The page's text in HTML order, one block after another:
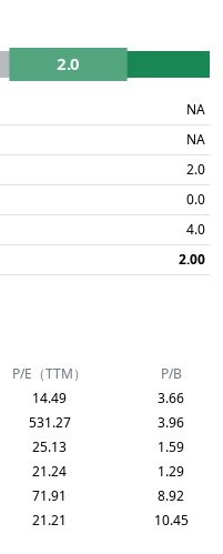
2.0
NA
NA
2.0
0.0
4.0
2.00
P/E（TTM）
P/B
14.49
3.66
531.27
3.96
25.13
1.59
21.24
1.29
71.91
8.92
21.21 10.45